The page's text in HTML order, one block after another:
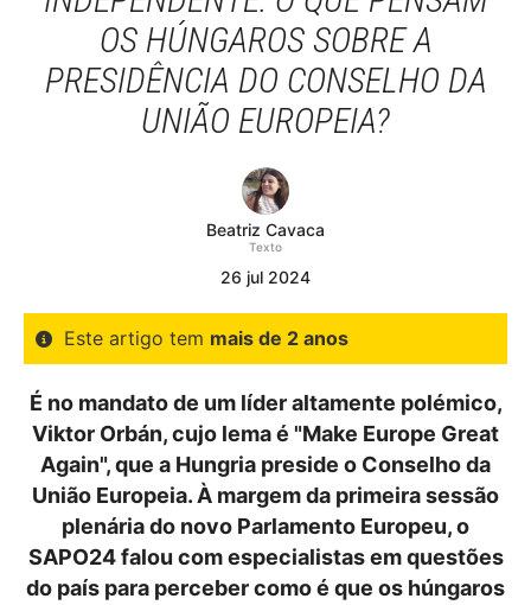
OS HÚNGAROS SOBRE A
PRESIDÊNCIA DO CONSELHO DA
UNIÃO EUROPEIA?
Beatriz Cavaca
Texto
26 jul 2024
Este artigo tem mais de 2 anos
É no mandato de um líder altamente polémico,
Viktor Orbán, cujo lema é "Make Europe Great
Again", que a Hungria preside o Conselho da
União Europeia. À margem da primeira sessão
plenária do novo Parlamento Europeu, o
SAPO24 falou com especialistas em questões
do país para perceber como é que os húngaros